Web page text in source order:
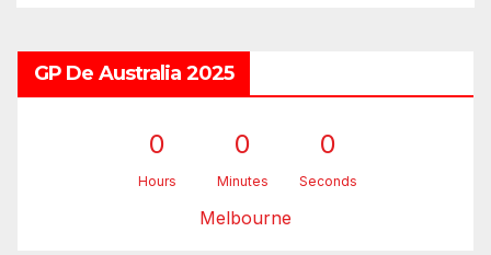
GP De Australia 2025
0
Hours
0
Minutes
0
Seconds
Melbourne